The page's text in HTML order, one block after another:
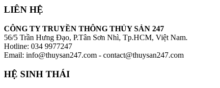
LIÊN HỆ
CÔNG TY TRUYỀN THÔNG THỦY SẢN 247
56/5 Trần Hưng Đạo, P.Tân Sơn Nhì, Tp.HCM, Việt Nam.
Hotline: 034 9977247
Email: info@thuysan247.com - contact@thuysan247.com
HỆ SINH THÁI